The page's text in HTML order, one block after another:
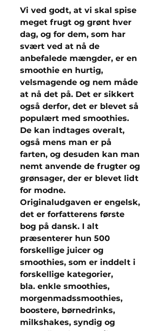
Vi ved godt, at vi skal spise
meget frugt og grønt hver
dag, og for dem, som har
svært ved at nå de
anbefalede mængder, er en
smoothie en hurtig,
velsmagende og nem måde
at nå det på. Det er sikkert
også derfor, det er blevet så
populært med smoothies.
De kan indtages overalt,
også mens man er på
farten, og desuden kan man
nemt anvende de frugter og
grønsager, der er blevet lidt
for modne.
Originaludgaven er engelsk,
det er forfatterens første
bog på dansk. I alt
præsenterer hun 500
forskellige juicer og
smoothies, som er inddelt i
forskellige kategorier,
bla. enkle smoothies,
morgenmadssmoothies,
boostere, børnedrinks,
milkshakes, syndig og